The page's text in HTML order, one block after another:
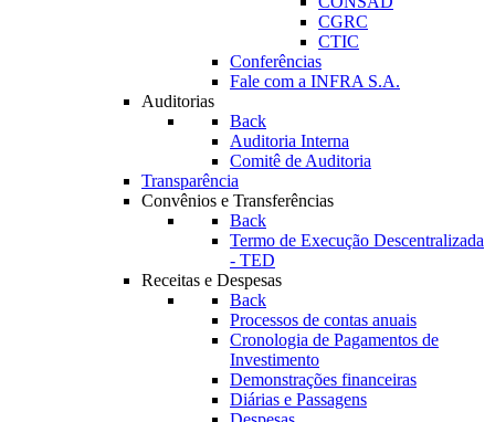
CGRC
CTIC
Conferências
Fale com a INFRA S.A.
Auditorias
Back
Auditoria Interna
Comitê de Auditoria
Transparência
Convênios e Transferências
Back
Termo de Execução Descentralizada
- TED
Receitas e Despesas
Back
Processos de contas anuais
Cronologia de Pagamentos de
Investimento
Demonstrações financeiras
Diárias e Passagens